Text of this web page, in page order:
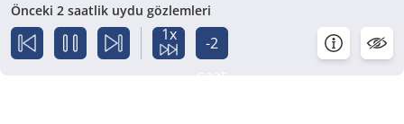
Önceki 2 saatlik uydu gözlemleri
1x
-2